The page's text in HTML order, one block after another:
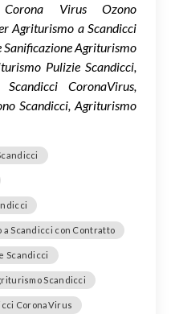
Corona Virus Ozono
Agriturismo a Scandicci
Sanificazione Agriturismo
Pulizie Scandicci,
CoronaVirus,
Scandicci, Agriturismo
Scandicci con Contratto
Scandicci
Scandicci
CoronaVirus